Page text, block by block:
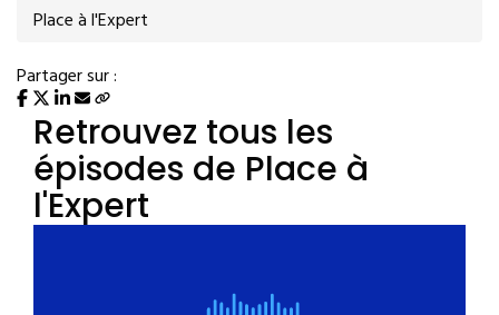
Place à l'Expert
Partager sur :
Retrouvez tous les
épisodes de Place à
l'Expert